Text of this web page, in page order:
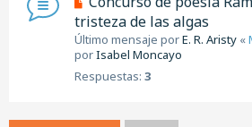
tristeza de las algas
Último mensaje porE. R. Aristy «
porIsabel Moncayo
Respuestas: 3